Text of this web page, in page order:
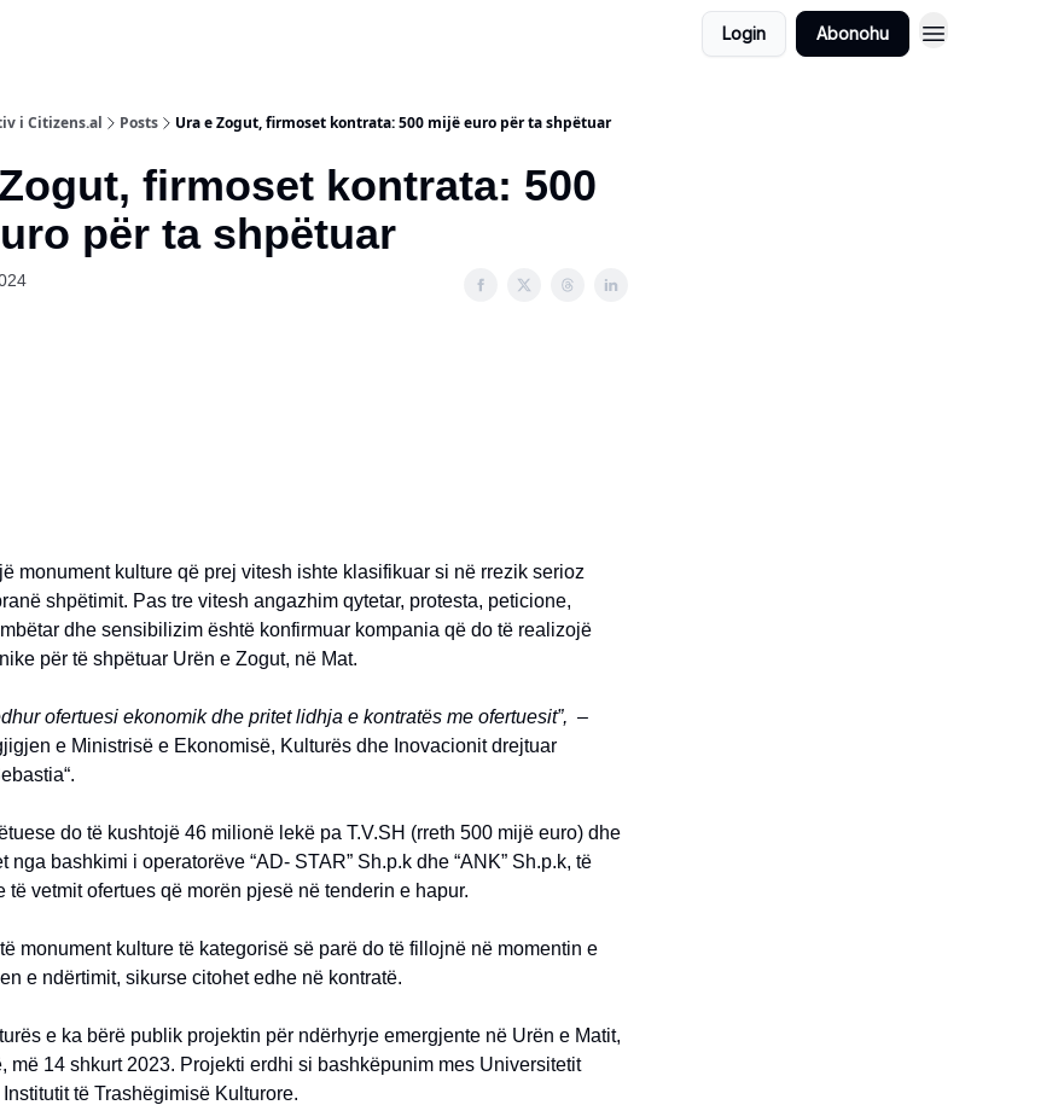
Login Abonohu
i Citizens.al Posts Ura e Zogut, firmoset kontrata: 500 mijë euro për ta shpëtuar
firmoset kontrata: 500
për ta shpëtuar
monument kulture që prej vitesh ishte klasifikuar si në rrezik serioz
shpëtimit. Pas tre vitesh angazhim qytetar, protesta, peticione,
dhe sensibilizim është konfirmuar kompania që do të realizojë
për të shpëtuar Urën e Zogut, në Mat.
ofertuesi ekonomik dhe pritet lidhja e kontratës me ofertuesit”, –
e Ministrisë e Ekonomisë, Kulturës dhe Inovacionit drejtuar
do të kushtojë 46 milionë lekë pa T.V.SH (rreth 500 mijë euro) dhe
nga bashkimi i operatorëve “AD- STAR” Sh.p.k dhe “ANK” Sh.p.k, të
të vetmit ofertues që morën pjesë në tenderin e hapur.
monument kulture të kategorisë së parë do të fillojnë në momentin e
e ndërtimit, sikurse citohet edhe në kontratë.
e ka bërë publik projektin për ndërhyrje emergjente në Urën e Matit,
më 14 shkurt 2023. Projekti erdhi si bashkëpunim mes Universitetit
të Trashëgimisë Kulturore.